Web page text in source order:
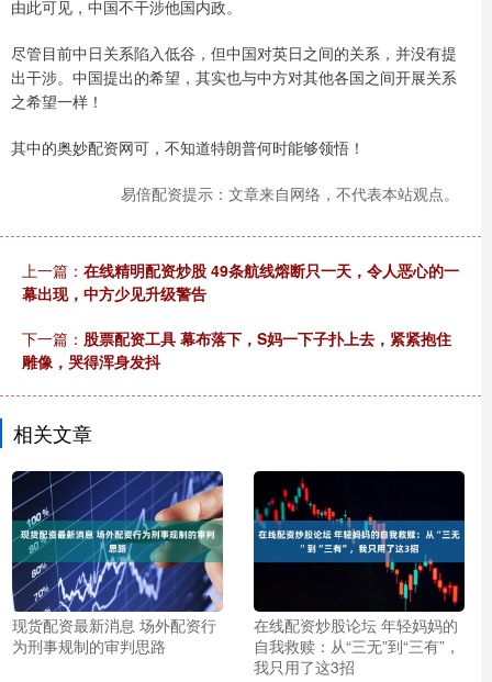
由此可见，中国不干涉他国内政。
尽管目前中日关系陷入低谷，但中国对英日之间的关系，并没有提
出干涉。中国提出的希望，其实也与中方对其他各国之间开展关系
之希望一样！
其中的奥妙配资网可，不知道特朗普何时能够领悟！
易倍配资提示：文章来自网络，不代表本站观点。
上一篇： 在线精明配资炒股 49条航线熔断只一天，令人恶心的一
幕出现，中方少见升级警告
下一篇： 股票配资工具 幕布落下，S妈一下子扑上去，紧紧抱住
雕像，哭得浑身发抖
相关文章
现货配资最新消息 场外配资行
为刑事规制的审判思路
在线配资炒股论坛 年轻妈妈的
自我救赎：从“三无”到“三有”，
我只用了这3招